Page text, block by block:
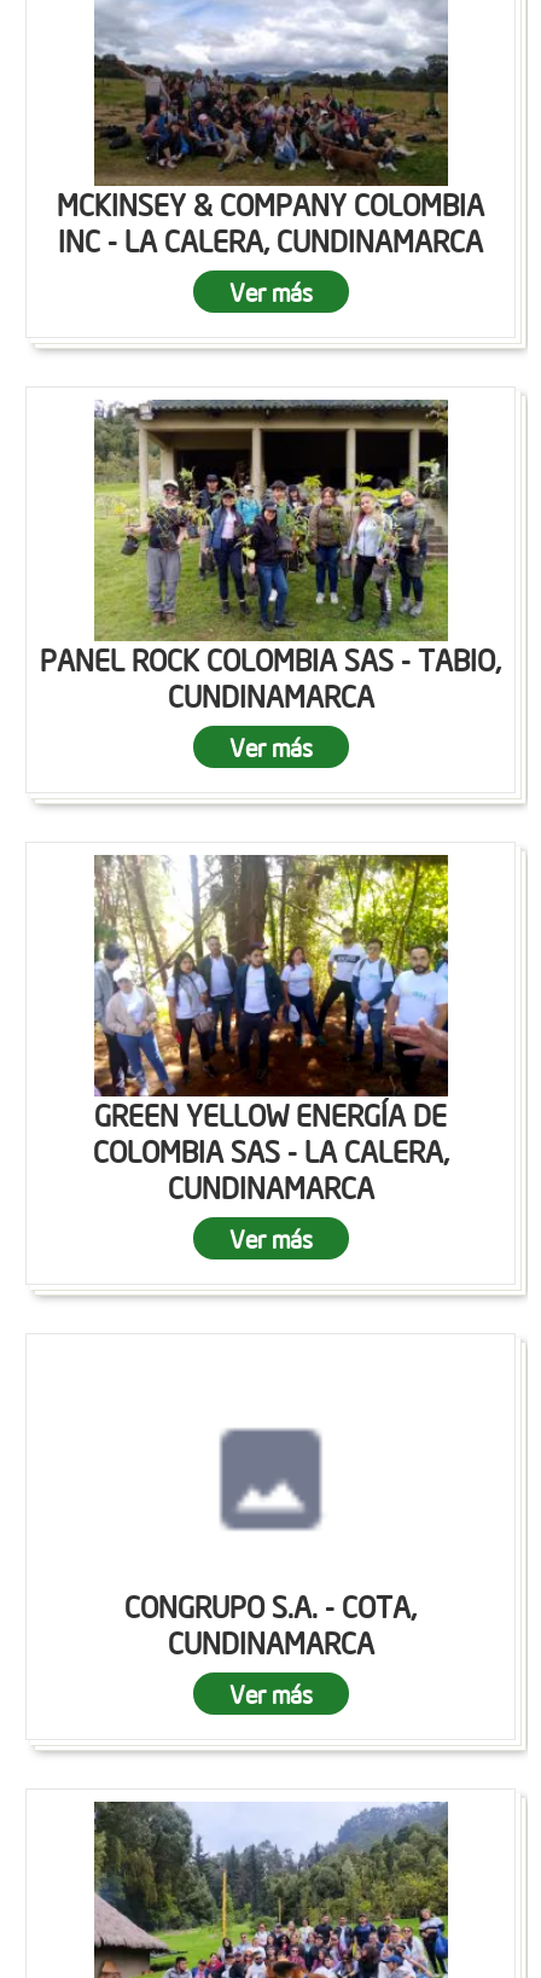
MCKINSEY & COMPANY COLOMBIA
INC - LA CALERA, CUNDINAMARCA
Ver más
PANEL ROCK COLOMBIA SAS - TABIO,
CUNDINAMARCA
Ver más
GREEN YELLOW ENERGÍA DE
COLOMBIA SAS - LA CALERA,
CUNDINAMARCA
Ver más
CONGRUPO S.A. - COTA,
CUNDINAMARCA
Ver más